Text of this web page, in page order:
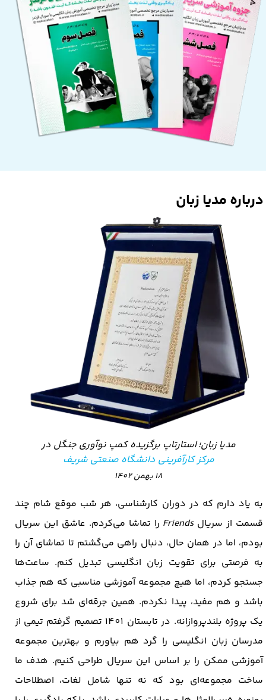
درباره مدیا زبان
به یاد دارم که در دوران کارشناسی، هر شب موقع شام چند
قسمت از سریالFriends را تماشا می‌کردم. عاشق این سریال
بودم، اما در همان حال، دنبال راهی می‌گشتم تا تماشای آن را
به فرصتی برای تقویت زبان انگلیسی تبدیل کنم. ساعت‌ها
جستجو کردم، اما هیچ مجموعه آموزشی مناسبی که هم جذاب
باشد و هم مفید، پیدا نکردم. همین جرقه‌ای شد برای شروع
یک پروژه بلندپروازانه. در تابستان 1401 تصمیم گرفتم تیمی از
مدرسان زبان انگلیسی را گرد هم بیاورم و بهترین مجموعه
آموزشی ممکن را بر اساس این سریال طراحی کنیم. هدف ما
ساخت مجموعه‌ای بود که نه تنها شامل لغات، اصطلاحات
مدیا زبان؛ استارتاپ برگزیده کمپ نوآوری جنگل در
مرکز کارآفرینی دانشگاه صنعتی شریف
​​​​​​​18 بهمن 1402